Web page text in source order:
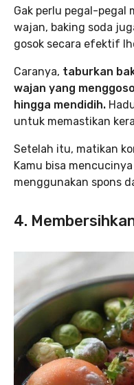
Gak perlu pegal-pegal
wajan, baking soda
gosok secara efektif
Caranya, taburkan
wajan yang
hingga mendidih.
untuk memastikan
Setelah itu, matikan
Kamu bisa
menggunakan spons
4.